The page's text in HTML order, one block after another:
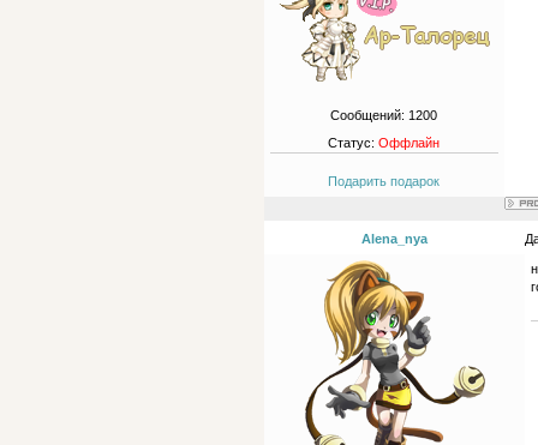
Сообщений: 1200
Статус:Оффлайн
Подарить подарок
Alena_nya